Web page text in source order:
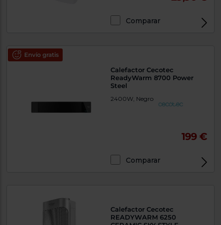
Comparar
Envío gratis
Calefactor Cecotec
ReadyWarm 8700 Power
Steel
2400W, Negro
199 €
Comparar
Calefactor Cecotec
READYWARM 6250